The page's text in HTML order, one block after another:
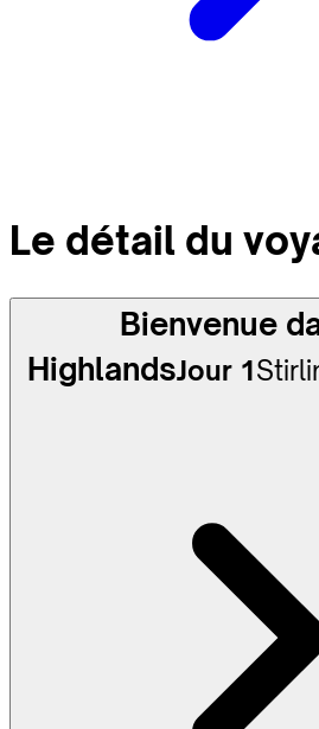
Le détail du
Bienvenue
HighlandsJour 1